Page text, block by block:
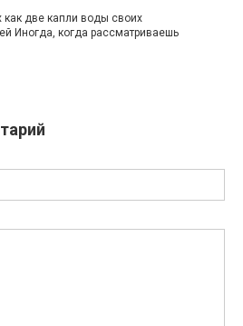
две капли воды своих
Иногда, когда рассматриваешь